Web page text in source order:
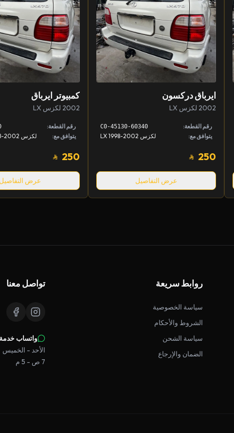
ايرباق دركسون
2002 لكزس LX
رقم القطعة: 45130-60340-C0
يتوافق مع: لكزس LX 1998-2002
250
عرض التفاصيل
كمبيوتر ايرباق
2002 لكزس LX
رقم القطعة:
يتوافق مع:
250
عرض التفاصيل
روابط سريعة
سياسة الخصوصية
الشروط والأحكام
سياسة الشحن
الضمان والإرجاع
تواصل معنا
واتساب خدمة
الأحد - الخميس
7 ص - 5 م